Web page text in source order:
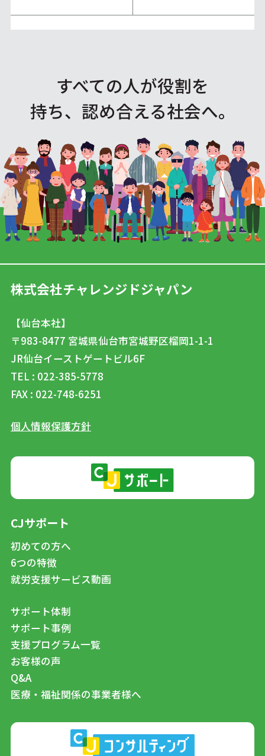
すべての人が役割を
持ち、認め合える社会へ。
株式会社チャレンジドジャパン
【仙台本社】
〒983-8477 宮城県仙台市宮城野区榴岡1-1-1
JR仙台イーストゲートビル6F
TEL : 022-385-5778
FAX : 022-748-6251
個人情報保護方針
CJサポート
初めての方へ
6つの特徴
就労支援サービス動画
サポート体制
サポート事例
支援プログラム一覧
お客様の声
Q&A
医療・福祉関係の事業者様へ